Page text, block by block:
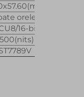
orele
16-bit